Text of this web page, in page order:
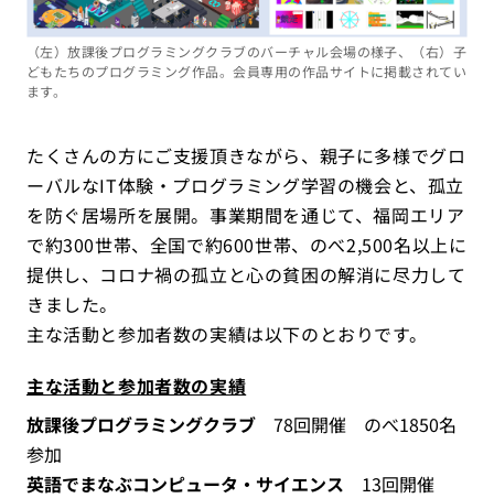
（左）放課後プログラミングクラブのバーチャル会場の様子、（右）子
どもたちのプログラミング作品。会員専用の作品サイトに掲載されてい
ます。
たくさんの方にご支援頂きながら、親子に多様でグロ
ーバルなIT体験・プログラミング学習の機会と、孤立
を防ぐ居場所を展開。事業期間を通じて、福岡エリア
で約300世帯、全国で約600世帯、のべ2,500名以上に
提供し、コロナ禍の孤立と心の貧困の解消に尽力して
きました。
主な活動と参加者数の実績は以下のとおりです。
主な活動と参加者数の実績
放課後プログラミングクラブ 78回開催 のべ1850名
参加
英語でまなぶコンピュータ・サイエンス 13回開催